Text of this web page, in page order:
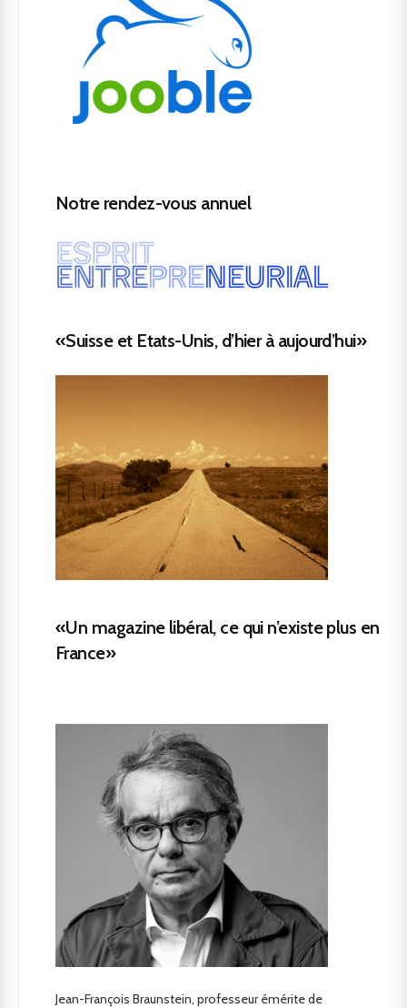
Notre rendez-vous annuel
«Suisse et Etats-Unis, d’hier à aujourd’hui»
«Un magazine libéral, ce qui n’existe plus en
France»
Jean-François Braunstein, professeur émérite de